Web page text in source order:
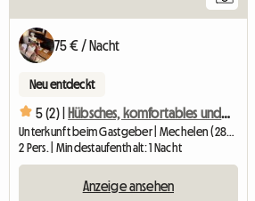
75 € / Nacht
Neu entdeckt
5 (2) | Hübsches, komfortables und renoviertes Zimmer in der Nähe des Zentrums
Unterkunft beim Gastgeber | Mechelen (2800) | 18 M2
2 Pers. | Mindestaufenthalt: 1 Nacht
Anzeige ansehen